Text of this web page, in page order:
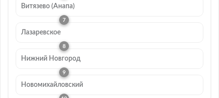
Витязево (Анапа)
Лазаревское
Нижний Новгород
Новомихайловский